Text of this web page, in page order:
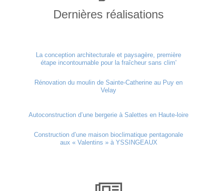
Dernières réalisations
La conception architecturale et paysagère, première
étape incontournable pour la fraîcheur sans clim'
Rénovation du moulin de Sainte-Catherine au Puy en
Velay
Autoconstruction d’une bergerie à Salettes en Haute-loire
Construction d’une maison bioclimatique pentagonale
aux « Valentins » à YSSINGEAUX